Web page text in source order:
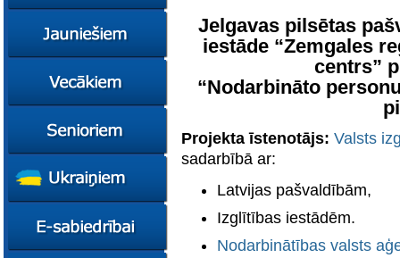
konsultācijas
mentori
Konkursi
pedagogiem
Mācies
eksperimentējot
konsultācijas
Pašvaldības atbalsts
Resursi
STEM junioriem
eksperimentējot
Empower65
Kursi
Jelgavas pilsētas
iestāde “Zemgales
centrs”
“Nodarbināto
Projekta īstenotājs: Valsts
sadarbībā ar:
Latvijas pašvaldībām,
Izglītības iestādēm.
Nodarbinātības valsts